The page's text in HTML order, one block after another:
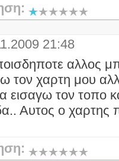
21:48
αλλος
χαρτη μου
τον τοπο
Αυτος ο χαρτης